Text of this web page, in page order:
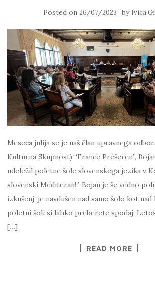
Posted on 26/07/2023 by Ivica
Meseca julija se je naš član upravnega
Kulturna Skupnost) “France Prešeren”,
udeležil poletne šole slovenskega jezika v
slovenski Mediteran!”. Bojan je še vedno
izkušenj, je navdušen nad samo šolo kot
poletni šoli si lahko preberete spodaj:
[…]
READ MORE